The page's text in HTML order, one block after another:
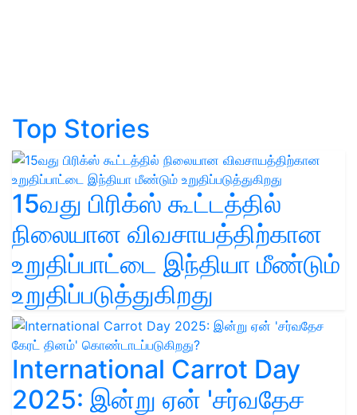
Top Stories
15வது பிரிக்ஸ் கூட்டத்தில்
நிலையான விவசாயத்திற்கான
உறுதிப்பாட்டை இந்தியா மீண்டும்
உறுதிப்படுத்துகிறது
International Carrot Day
2025: இன்று ஏன் 'சர்வதேச